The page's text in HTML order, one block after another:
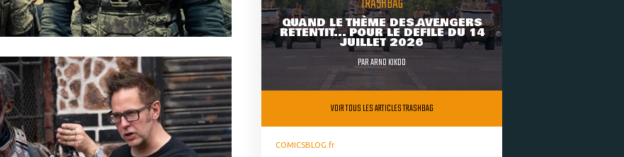
QUAND LE THÈME DES AVENGERS
RETENTIT... POUR LE DÉFILÉ DU 14
JUILLET 2026
PARARNO KIKOO
VOIR TOUS LES ARTICLES TRASHBAG
COMICSBLOG.fr